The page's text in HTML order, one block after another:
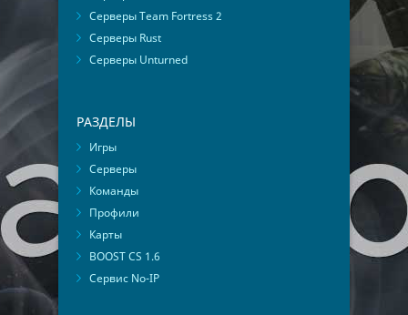
Серверы Team Fortress 2
Серверы Rust
Серверы Unturned
РАЗДЕЛЫ
Игры
Серверы
Команды
Профили
Карты
BOOST CS 1.6
Сервис No-IP